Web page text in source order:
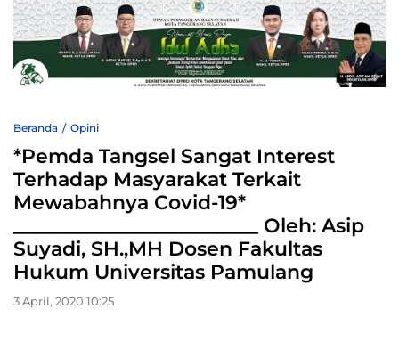
Beranda Opini
*Pemda Tangsel Sangat Interest
Terhadap Masyarakat Terkait
Mewabahnya Covid-19*
_________________________ Oleh: Asip
Suyadi, SH.,MH Dosen Fakultas
Hukum Universitas Pamulang
3 April, 2020 10:25